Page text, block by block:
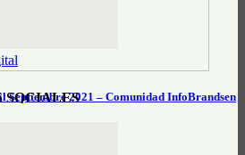
Septiembre 2021 – Comunidad InfoBrandsen
SOCIALES